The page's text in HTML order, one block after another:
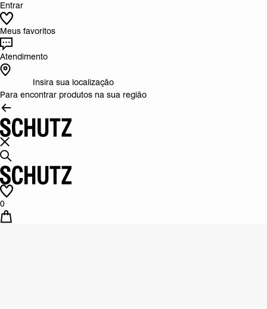
Entrar
Meus favoritos
Atendimento
Insira sua localização
Para encontrar produtos na sua região
0